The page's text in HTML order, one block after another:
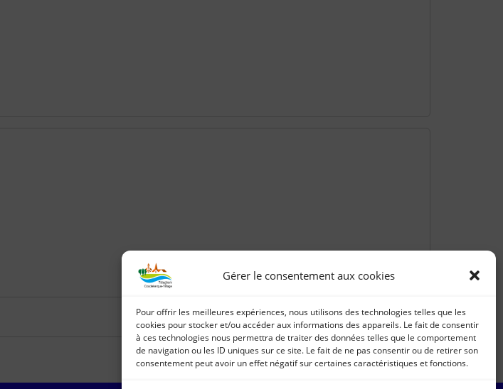
Gérer le consentement aux cookies
Pour offrir les meilleures expériences, nous utilisons des technologies telles que les
cookies pour stocker et/ou accéder aux informations des appareils. Le fait de consentir
à ces technologies nous permettra de traiter des données telles que le comportement
de navigation ou les ID uniques sur ce site. Le fait de ne pas consentir ou de retirer son
consentement peut avoir un effet négatif sur certaines caractéristiques et fonctions.